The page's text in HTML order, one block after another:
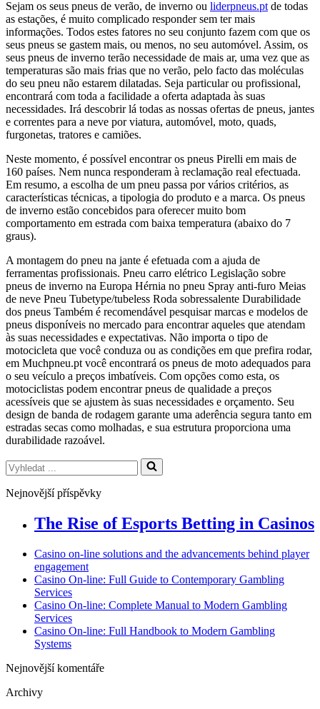
Sejam os seus pneus de verão, de inverno ou liderpneus.pt de todas
as estações, é muito complicado responder sem ter mais
informações. Todos estes fatores no seu conjunto fazem com que os
seus pneus se gastem mais, ou menos, no seu automóvel. Assim, os
seus pneus de inverno terão necessidade de mais ar, uma vez que as
temperaturas são mais frias que no verão, pelo facto das moléculas
do seu pneu não estarem dilatadas. Seja particular ou profissional,
encontrará com toda a facilidade a oferta adaptada às suas
necessidades. Irá descobrir lá todas as nossas ofertas de pneus, jantes
e correntes para a neve por viatura, automóvel, moto, quads,
furgonetas, tratores e camiões.
Neste momento, é possível encontrar os pneus Pirelli em mais de
160 países. Nem nunca responderam à reclamação real efectuada.
Em resumo, a escolha de um pneu passa por vários critérios, as
características técnicas, a tipologia do produto e a marca. Os pneus
de inverno estão concebidos para oferecer muito bom
comportamento em estrada com baixa temperatura (abaixo do 7
graus).
A montagem do pneu na jante é efetuada com a ajuda de
ferramentas profissionais. Pneu carro elétrico Legislação sobre
pneus de inverno na Europa Hérnia no pneu Spray anti-furo Meias
de neve Pneu Tubetype/tubeless Roda sobressalente Durabilidade
dos pneus Também é recomendável pesquisar marcas e modelos de
pneus disponíveis no mercado para encontrar aqueles que atendam
às suas necessidades e expectativas. Não importa o tipo de
motocicleta que você conduza ou as condições em que prefira rodar,
em Muchpneu.pt você encontrará os pneus de moto adequados para
o seu veículo a preços imbatíveis. Com opções como esta, os
motociclistas podem encontrar pneus de qualidade a preços
acessíveis que se ajustem às suas necessidades e orçamento. Seu
design de banda de rodagem garante uma aderência segura tanto em
estradas secas como molhadas, e sua estrutura proporciona uma
durabilidade razoável.
Vyhledat
...
Nejnovější příspěvky
The Rise of Esports Betting in Casinos
Casino on-line solutions and the advancements behind player
engagement
Casino On-line: Full Guide to Contemporary Gambling
Services
Casino On-line: Complete Manual to Modern Gambling
Services
Casino On-line: Full Handbook to Modern Gambling
Systems
Nejnovější komentáře
Archivy